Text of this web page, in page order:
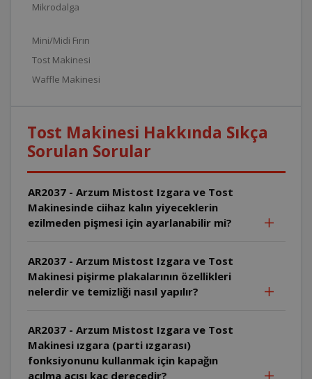
Mikrodalga
Mini/Midi Fırın
Tost Makinesi
Waffle Makinesi
Tost Makinesi Hakkında Sıkça
Sorulan Sorular
AR2037 - Arzum Mistost Izgara ve Tost
Makinesinde ciihaz kalın yiyeceklerin
ezilmeden pişmesi için ayarlanabilir mi?
AR2037 - Arzum Mistost Izgara ve Tost
Makinesi pişirme plakalarının özellikleri
nelerdir ve temizliği nasıl yapılır?
AR2037 - Arzum Mistost Izgara ve Tost
Makinesi ızgara (parti ızgarası)
fonksiyonunu kullanmak için kapağın
açılma açısı kaç derecedir?